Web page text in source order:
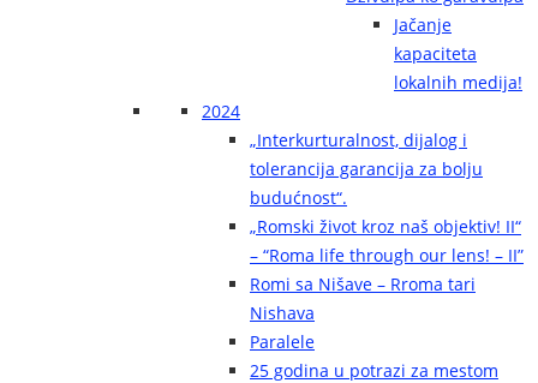
Jačanje
kapaciteta
lokalnih medija!
2024
„Interkurturalnost, dijalog i
tolerancija garancija za bolju
budućnost“.
„Romski život kroz naš objektiv! II“
– “Roma life through our lens! – II”
Romi sa Nišave – Rroma tari
Nishava
Paralele
25 godina u potrazi za mestom